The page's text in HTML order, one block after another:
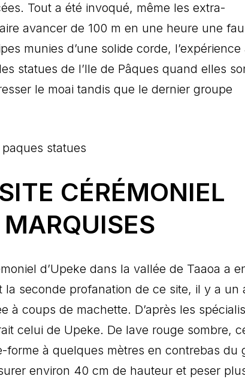
Tout a été invoqué, même les extra-
avancer de 100 m en une heure une
munies d’une solide corde, l’expérience
statues de l’Ile de Pâques quand elles
le moai tandis que le dernier groupe
CÉRÉMONIEL
d’Upeke dans la vallée de Taaoa a
la seconde profanation de ce site, il y a un
à coups de machette. D’après les
celui de Upeke. De lave rouge sombre,
à quelques mètres en contrebas du
environ 40 cm de hauteur et peser